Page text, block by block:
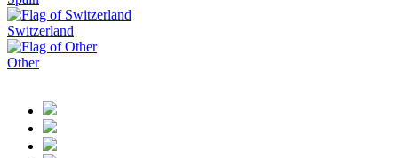
Switzerland
Other